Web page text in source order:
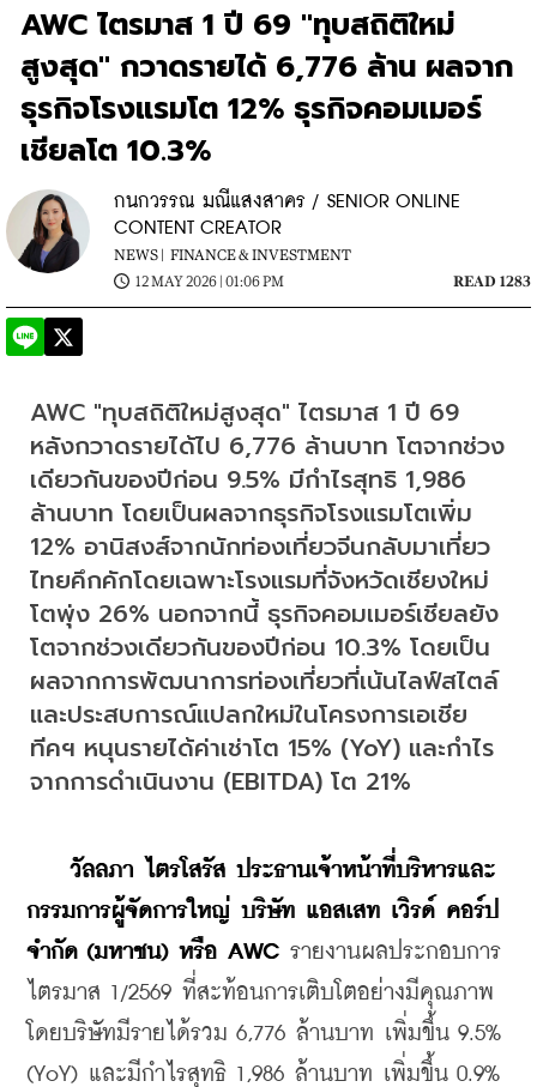
AWC ไตรมาส 1 ปี 69 "ทุบสถิติใหม่
สูงสุด" กวาดรายได้ 6,776 ล้าน ผลจาก
ธุรกิจโรงแรมโต 12% ธุรกิจคอมเมอร์
เชียลโต 10.3%
กนกวรรณ มณีแสงสาคร / SENIOR ONLINE
CONTENT CREATOR
NEWS | FINANCE & INVESTMENT
12 MAY 2026 | 01:06 PM
READ 1283
AWC "ทุบสถิติใหม่สูงสุด" ไตรมาส 1 ปี 69
หลังกวาดรายได้ไป 6,776 ล้านบาท โตจากช่วง
เดียวกันของปีก่อน 9.5% มีกำไรสุทธิ 1,986
ล้านบาท โดยเป็นผลจากธุรกิจโรงแรมโตเพิ่ม
12% อานิสงส์จากนักท่องเที่ยวจีนกลับมาเที่ยว
ไทยคึกคักโดยเฉพาะโรงแรมที่จังหวัดเชียงใหม่
โตพุ่ง 26% นอกจากนี้ ธุรกิจคอมเมอร์เชียลยัง
โตจากช่วงเดียวกันของปีก่อน 10.3% โดยเป็น
ผลจากการพัฒนาการท่องเที่ยวที่เน้นไลฟ์สไตล์
และประสบการณ์แปลกใหม่ในโครงการเอเชีย
ทีคฯ หนุนรายได้ค่าเช่าโต 15% (YoY) และกำไร
จากการดำเนินงาน (EBITDA) โต 21%
วัลลภา ไตรโสรัส ประธานเจ้าหน้าที่บริหารและ
กรรมการผู้จัดการใหญ่ บริษัท แอสเสท เวิรด์ คอร์ป
จำกัด (มหาชน) หรือ AWC รายงานผลประกอบการ
ไตรมาส 1/2569 ที่สะท้อนการเติบโตอย่างมีคุณภาพ
โดยบริษัทมีรายได้รวม 6,776 ล้านบาท เพิ่มขึ้น 9.5%
(YoY) และมีกำไรสุทธิ 1,986 ล้านบาท เพิ่มขึ้น 0.9%